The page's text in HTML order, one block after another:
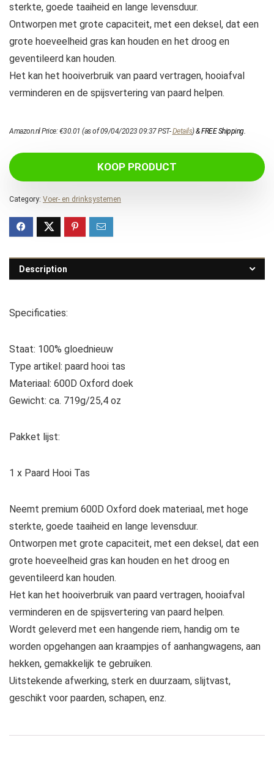
sterkte, goede taaiheid en lange levensduur.
Ontworpen met grote capaciteit, met een deksel, dat een
grote hoeveelheid gras kan houden en het droog en
geventileerd kan houden.
Het kan het hooiverbruik van paard vertragen, hooiafval
verminderen en de spijsvertering van paard helpen.
Amazon.nl Price:€30.01 (as of 09/04/2023 09:37 PST-Details)&FREE Shipping.
KOOP PRODUCT
Category: Voer- en drinksystemen
Description
Specificaties:
Staat: 100% gloednieuw
Type artikel: paard hooi tas
Materiaal: 600D Oxford doek
Gewicht: ca. 719g/25,4 oz
Pakket lijst:
1 x Paard Hooi Tas
Neemt premium 600D Oxford doek materiaal, met hoge
sterkte, goede taaiheid en lange levensduur.
Ontworpen met grote capaciteit, met een deksel, dat een
grote hoeveelheid gras kan houden en het droog en
geventileerd kan houden.
Het kan het hooiverbruik van paard vertragen, hooiafval
verminderen en de spijsvertering van paard helpen.
Wordt geleverd met een hangende riem, handig om te
worden opgehangen aan kraampjes of aanhangwagens, aan
hekken, gemakkelijk te gebruiken.
Uitstekende afwerking, sterk en duurzaam, slijtvast,
geschikt voor paarden, schapen, enz.